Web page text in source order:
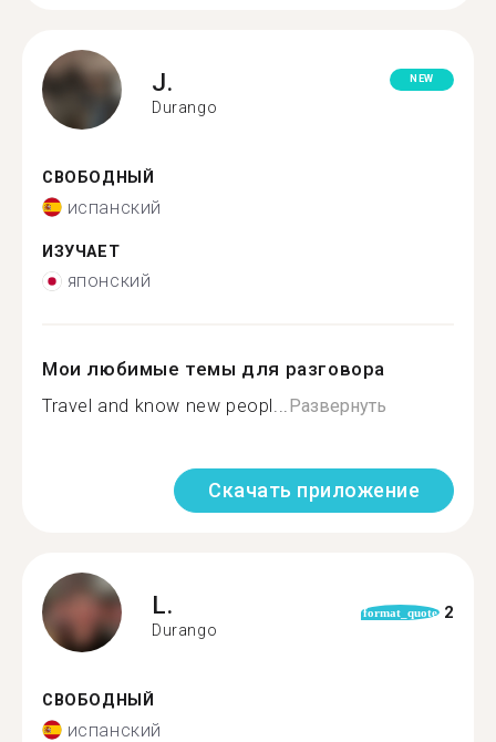
J.
Durango
NEW
СВОБОДНЫЙ
испанский
ИЗУЧАЕТ
японский
Мои любимые темы для разговора
Travel and know new peopl...Развернуть
Скачать приложение
L.
Durango
format_quote 2
СВОБОДНЫЙ
испанский